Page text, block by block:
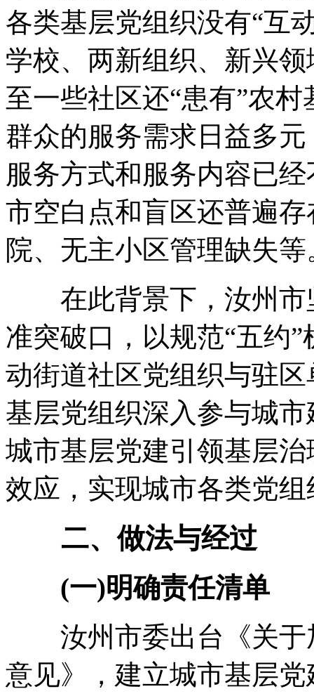
各类基层党组织没有“互
学校、两新组织、新兴
至一些社区还“患有”农
群众的服务需求日益多
服务方式和服务内容已
市空白点和盲区还普遍
院、无主小区管理缺失等
在此背景下，汝州市
准突破口，以规范“五约
动街道社区党组织与驻
基层党组织深入参与城
城市基层党建引领基层
效应，实现城市各类党
二、做法与经过
(一)明确责任清单
汝州市委出台《关于
意见》，建立城市基层